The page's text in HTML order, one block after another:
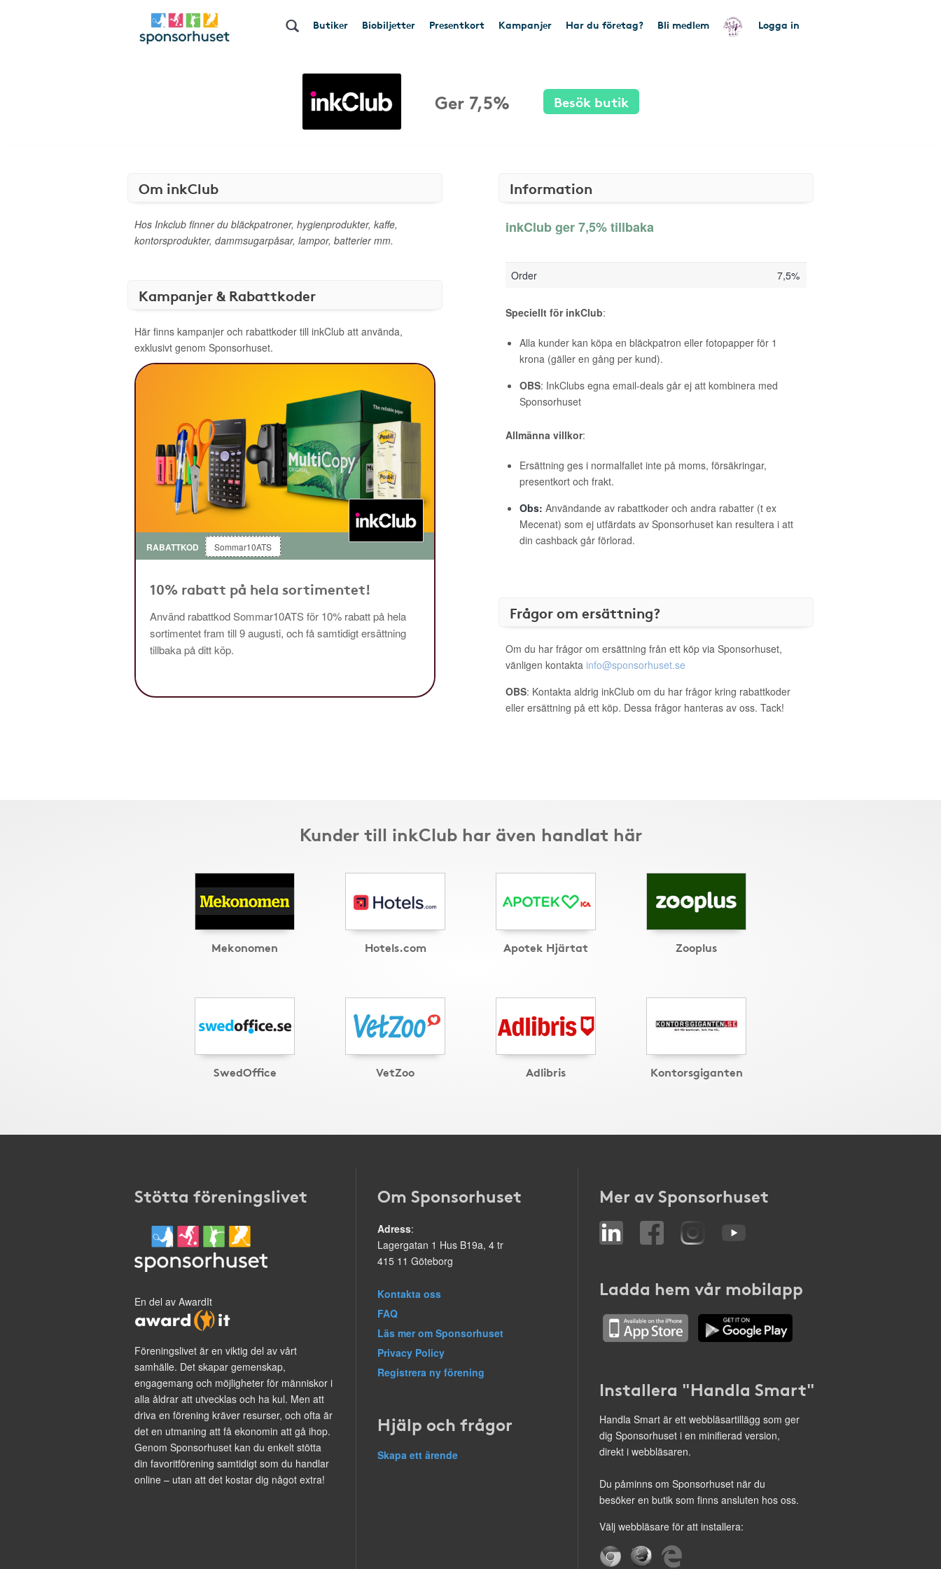
Butiker Biobiljetter Presentkort Kampanjer Har du företag? Bli medlem Logga in
Ger 7,5% Besök butik
Om inkClub
Hos Inkclub finner du bläckpatroner, hygienprodukter, kaffe,
kontorsprodukter, dammsugarpåsar, lampor, batterier mm.
Kampanjer & Rabattkoder
Här finns kampanjer och rabattkoder till inkClub att använda,
exklusivt genom Sponsorhuset.
RABATTKOD Sommar10ATS
10% rabatt på hela sortimentet!
Använd rabattkod Sommar10ATS för 10% rabatt på hela
sortimentet fram till 9 augusti, och få samtidigt ersättning
tillbaka på ditt köp.
Information
inkClub ger 7,5% tillbaka
Order 7,5%
Speciellt för inkClub:
Alla kunder kan köpa en bläckpatron eller fotopapper för 1
krona (gäller en gång per kund).
OBS: InkClubs egna email-deals går ej att kombinera med
Sponsorhuset
Allmänna villkor:
Ersättning ges i normalfallet inte på moms, försäkringar,
presentkort och frakt.
Obs: Användande av rabattkoder och andra rabatter (t ex
Mecenat) som ej utfärdats av Sponsorhuset kan resultera i att
din cashback går förlorad.
Frågor om ersättning?
Om du har frågor om ersättning från ett köp via Sponsorhuset,
vänligen kontakta info@sponsorhuset.se
OBS: Kontakta aldrig inkClub om du har frågor kring rabattkoder
eller ersättning på ett köp. Dessa frågor hanteras av oss. Tack!
Kunder till inkClub har även handlat här
Mekonomen Hotels.com Apotek Hjärtat Zooplus
SwedOffice VetZoo Adlibris Kontorsgiganten
Stötta föreningslivet
En del av AwardIt
Föreningslivet är en viktig del av vårt
samhälle. Det skapar gemenskap,
engagemang och möjligheter för människor i
alla åldrar att utvecklas och ha kul. Men att
driva en förening kräver resurser, och ofta är
det en utmaning att få ekonomin att gå ihop.
Genom Sponsorhuset kan du enkelt stötta
din favoritförening samtidigt som du handlar
online – utan att det kostar dig något extra!
Om Sponsorhuset
Adress:
Lagergatan 1 Hus B19a, 4 tr
415 11 Göteborg
Kontakta oss
FAQ
Läs mer om Sponsorhuset
Privacy Policy
Registrera ny förening
Hjälp och frågor
Skapa ett ärende
Mer av Sponsorhuset
Ladda hem vår mobilapp
Installera "Handla Smart"
Handla Smart är ett webbläsartillägg som ger
dig Sponsorhuset i en minifierad version,
direkt i webbläsaren.
Du påminns om Sponsorhuset när du
besöker en butik som finns ansluten hos oss.
Välj webbläsare för att installera: